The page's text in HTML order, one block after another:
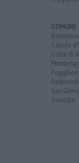
COMUNI
Casole
Colle di
San
Sovicille